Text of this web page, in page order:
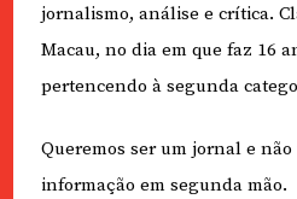
jornalismo, análise e crítica.
Macau, no dia em que faz 16
pertencendo à segunda
Queremos ser um jornal e
informação em segunda mão.